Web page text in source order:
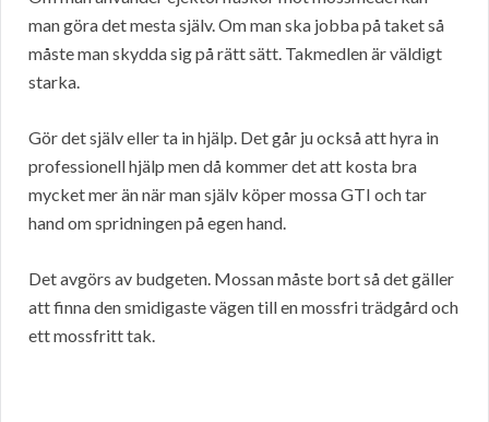
man göra det mesta själv. Om man ska jobba på taket så
måste man skydda sig på rätt sätt. Takmedlen är väldigt
starka.
Gör det själv eller ta in hjälp. Det går ju också att hyra in
professionell hjälp men då kommer det att kosta bra
mycket mer än när man själv köper mossa GTI och tar
hand om spridningen på egen hand.
Det avgörs av budgeten. Mossan måste bort så det gäller
att finna den smidigaste vägen till en mossfri trädgård och
ett mossfritt tak.